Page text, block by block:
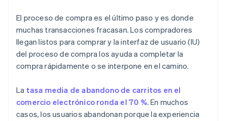
El proceso de compra es el último paso y es donde
muchas transacciones fracasan. Los compradores
llegan listos para comprar y la interfaz de usuario (IU)
del proceso de compra los ayuda a completar la
compra rápidamente o se interpone en el camino.
La tasa media de abandono de carritos en el
comercio electrónico ronda el 70 %. En muchos
casos, los usuarios abandonan porque la experiencia